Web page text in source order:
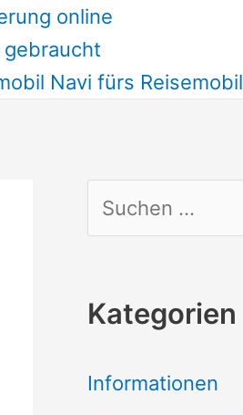
online
Navi fürs Reisemobil
u
h
Kategorien
Informationen